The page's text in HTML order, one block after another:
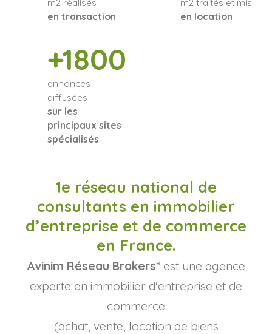
en transaction
en location
+1800
annonces
diffusées
sur les
principaux sites
spécialisés
1e réseau national de
consultants en immobilier
d’entreprise et de commerce
en France.
Avinim Réseau Brokers* est une agence
experte en immobilier d'entreprise et de
commerce
(achat, vente, location de biens